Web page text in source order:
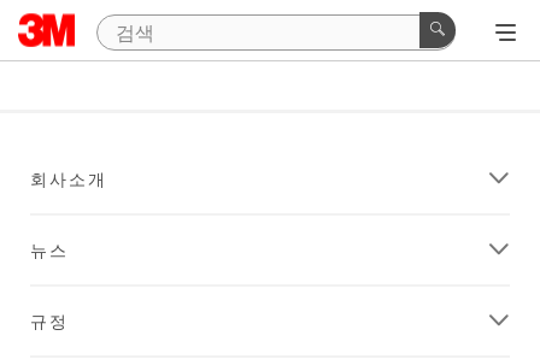
회사소개
뉴스
규정